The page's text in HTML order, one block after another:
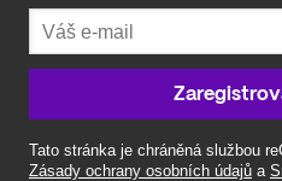
Tato stránka je chráněná službou
Zásady ochrany osobních údajů a